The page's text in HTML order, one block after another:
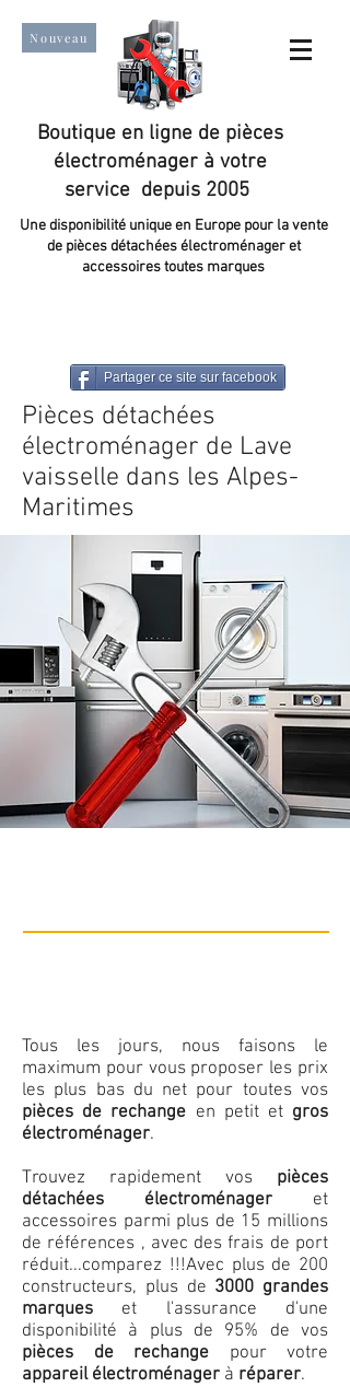
Nouveau
Boutique en ligne de pièces
électroménager à votre
service depuis 2005
Une disponibilité unique en Europe pour la vente
de pièces détachées électroménager et
accessoires toutes marques
Partager ce site sur facebook
Pièces détachées
électroménager de Lave
vaisselle dans les Alpes-
Maritimes
Tous les jours, nous faisons le
maximum pour vous proposer les prix
les plus bas du net pour toutes vos
pièces de rechange en petit et gros
électroménager.
Trouvez rapidement vos pièces
détachées électroménager et
accessoires parmi plus de 15 millions
de références , avec des frais de port
réduit...comparez !!!Avec plus de 200
constructeurs, plus de 3000 grandes
marques et l'assurance d'une
disponibilité à plus de 95% de vos
pièces de rechange pour votre
appareil électroménager à réparer.